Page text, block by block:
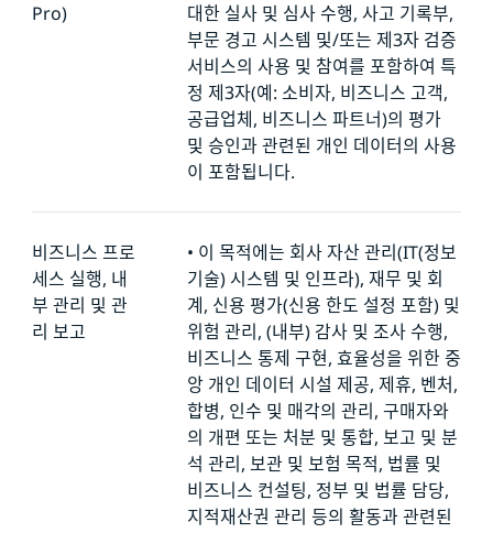
Pro)
대한 실사 및 심사 수행, 사고 기록부,
부문 경고 시스템 및/또는 제3자 검증
서비스의 사용 및 참여를 포함하여 특
정 제3자(예: 소비자, 비즈니스 고객,
공급업체, 비즈니스 파트너)의 평가
및 승인과 관련된 개인 데이터의 사용
이 포함됩니다.
비즈니스 프로
세스 실행, 내
부 관리 및 관
리 보고
• 이 목적에는 회사 자산 관리(IT(정보
기술) 시스템 및 인프라), 재무 및 회
계, 신용 평가(신용 한도 설정 포함) 및
위험 관리, (내부) 감사 및 조사 수행,
비즈니스 통제 구현, 효율성을 위한 중
앙 개인 데이터 시설 제공, 제휴, 벤처,
합병, 인수 및 매각의 관리, 구매자와
의 개편 또는 처분 및 통합, 보고 및 분
석 관리, 보관 및 보험 목적, 법률 및
비즈니스 컨설팅, 정부 및 법률 담당,
지적재산권 관리 등의 활동과 관련된